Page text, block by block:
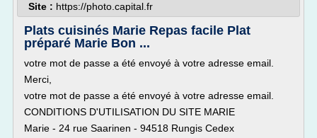
Site : https://photo.capital.fr
Plats cuisinés Marie Repas facile Plat
préparé Marie Bon ...
votre mot de passe a été envoyé à votre adresse email.
Merci,
votre mot de passe a été envoyé à votre adresse email.
CONDITIONS D'UTILISATION DU SITE MARIE
Marie - 24 rue Saarinen - 94518 Rungis Cedex